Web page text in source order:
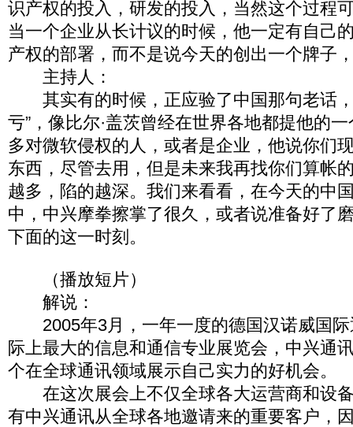
识产权的投入，研发的投入，当然这个过程
当一个企业从长计议的时候，他一定有自己
产权的部署，而不是说今天的创出一个牌子
主持人：
其实有的时候，正应验了中国那句老话，
亏”，像比尔·盖茨曾经在世界各地都提他的
多对微软侵权的人，或者是企业，他说你们
东西，尽管去用，但是未来我再找你们算帐
越多，陷的越深。我们来看看，在今天的中
中，中兴摩拳擦掌了很久，或者说准备好了
下面的这一时刻。
（播放短片）
解说：
2005年3月，一年一度的德国汉诺威国际
际上最大的信息和通信专业展览会，中兴通
个在全球通讯领域展示自己实力的好机会。
在这次展会上不仅全球各大运营商和设
有中兴通讯从全球各地邀请来的重要客户，